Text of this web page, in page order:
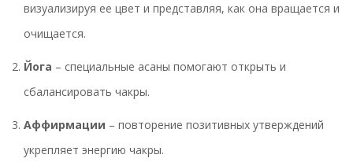
визуализируя ее цвет и представляя, как она вращается и
очищается.
Йога – специальные асаны помогают открыть и
сбалансировать чакры.
Аффирмации – повторение позитивных утверждений
укрепляет энергию чакры.